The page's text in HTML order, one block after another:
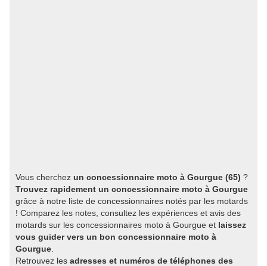
Vous cherchez un concessionnaire moto à Gourgue (65) ?
Trouvez rapidement un concessionnaire moto à Gourgue
grâce à notre liste de concessionnaires notés par les motards
! Comparez les notes, consultez les expériences et avis des
motards sur les concessionnaires moto à Gourgue et laissez
vous guider vers un bon concessionnaire moto à
Gourgue
Retrouvez les adresses et numéros de téléphones des